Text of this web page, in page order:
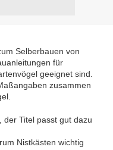
Selberbauen von
für
geeignet sind.
zusammen
der Titel passt gut dazu
Nistkästen wichtig